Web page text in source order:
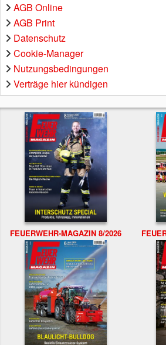
AGB Online
AGB Print
Datenschutz
Cookie-Manager
Nutzungsbedingungen
Verträge hier kündigen
FEUERWEHR-MAGAZIN 8/2026